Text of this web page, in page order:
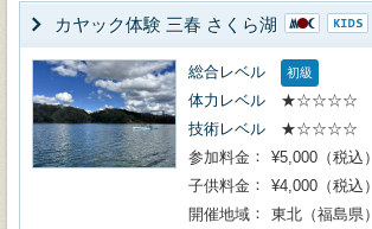
カヤック体験 三春 さくら湖
総合レベル 初級
体力レベル
★☆☆☆☆
技術レベル
★☆☆☆☆
参加料金
¥5,000（税込）
子供料金
¥4,000（税込）
開催地域
東北（福島県）